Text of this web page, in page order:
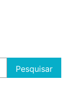
Pesquisar